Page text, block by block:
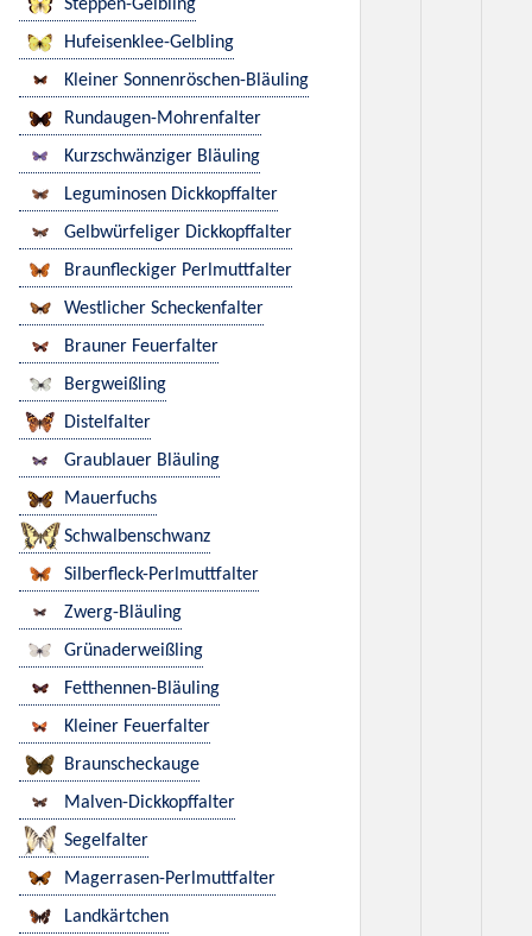
Steppen-Gelbling
Hufeisenklee-Gelbling
Kleiner Sonnenröschen-Bläuling
Rundaugen-Mohrenfalter
Kurzschwänziger Bläuling
Leguminosen Dickkopffalter
Gelbwürfeliger Dickkopffalter
Braunfleckiger Perlmuttfalter
Westlicher Scheckenfalter
Brauner Feuerfalter
Bergweißling
Distelfalter
Graublauer Bläuling
Mauerfuchs
Schwalbenschwanz
Silberfleck-Perlmuttfalter
Zwerg-Bläuling
Grünaderweißling
Fetthennen-Bläuling
Kleiner Feuerfalter
Braunscheckauge
Malven-Dickkopffalter
Segelfalter
Magerrasen-Perlmuttfalter
Landkärtchen